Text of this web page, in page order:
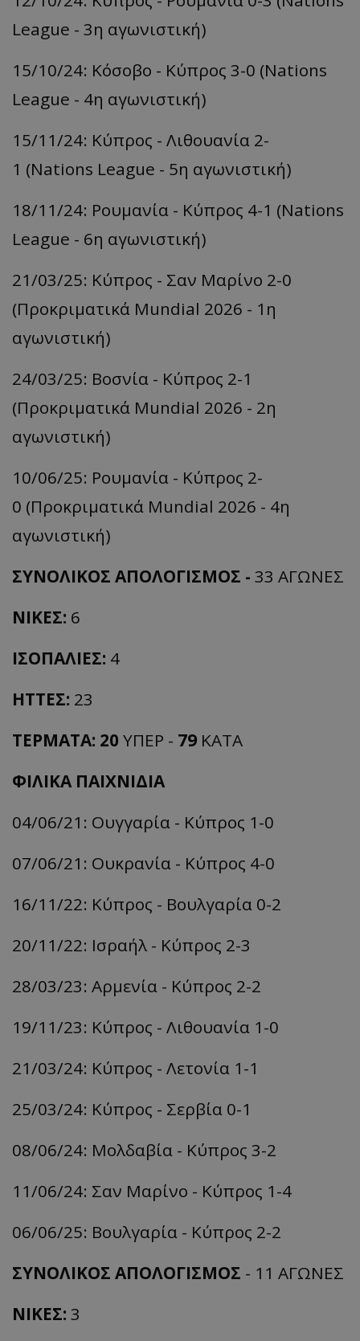
League - 3η αγωνιστική)
15/10/24: Κόσοβο - Κύπρος 3-0 (Nations
League - 4η αγωνιστική)
15/11/24: Κύπρος - Λιθουανία 2-
1 (Nations League - 5η αγωνιστική)
18/11/24: Ρουμανία - Κύπρος 4-1 (Nations
League - 6η αγωνιστική)
21/03/25: Κύπρος - Σαν Μαρίνο 2-0
(Προκριματικά Mundial 2026 - 1η
αγωνιστική)
24/03/25: Βοσνία - Κύπρος 2-1
(Προκριματικά Mundial 2026 - 2η
αγωνιστική)
10/06/25: Ρουμανία - Κύπρος 2-
0 (Προκριματικά Mundial 2026 - 4η
αγωνιστική)
ΣΥΝΟΛΙΚΟΣ ΑΠΟΛΟΓΙΣΜΟΣ - 33 ΑΓΩΝΕΣ
ΝΙΚΕΣ: 6
ΙΣΟΠΑΛΙΕΣ: 4
ΗΤΤΕΣ: 23
ΤΕΡΜΑΤΑ: 20 ΥΠΕΡ - 79 ΚΑΤΑ
ΦΙΛΙΚΑ ΠΑΙΧΝΙΔΙΑ
04/06/21: Ουγγαρία - Κύπρος 1-0
07/06/21: Ουκρανία - Κύπρος 4-0
16/11/22: Κύπρος - Βουλγαρία 0-2
20/11/22: Ισραήλ - Κύπρος 2-3
28/03/23: Αρμενία - Κύπρος 2-2
19/11/23: Κύπρος - Λιθουανία 1-0
21/03/24: Κύπρος - Λετονία 1-1
25/03/24: Κύπρος - Σερβία 0-1
08/06/24: Μολδαβία - Κύπρος 3-2
11/06/24: Σαν Μαρίνο - Κύπρος 1-4
06/06/25: Βουλγαρία - Κύπρος 2-2
ΣΥΝΟΛΙΚΟΣ ΑΠΟΛΟΓΙΣΜΟΣ - 11 ΑΓΩΝΕΣ
ΝΙΚΕΣ: 3